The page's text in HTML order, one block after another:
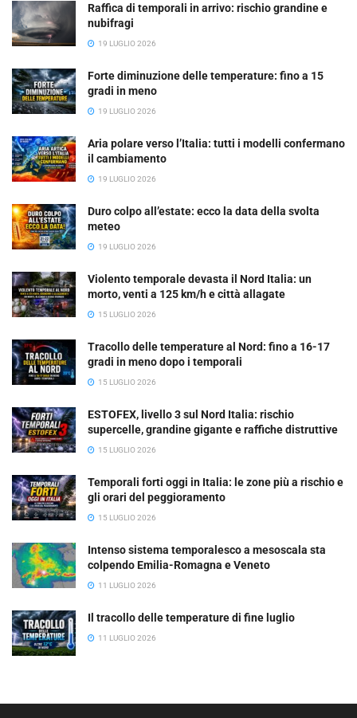
Raffica di temporali in arrivo: rischio grandine e
nubifragi
19 LUGLIO 2026
Forte diminuzione delle temperature: fino a 15
gradi in meno
19 LUGLIO 2026
Aria polare verso l’Italia: tutti i modelli confermano
il cambiamento
19 LUGLIO 2026
Duro colpo all’estate: ecco la data della svolta
meteo
19 LUGLIO 2026
Violento temporale devasta il Nord Italia: un
morto, venti a 125 km/h e città allagate
15 LUGLIO 2026
Tracollo delle temperature al Nord: fino a 16-17
gradi in meno dopo i temporali
15 LUGLIO 2026
ESTOFEX, livello 3 sul Nord Italia: rischio
supercelle, grandine gigante e raffiche distruttive
15 LUGLIO 2026
Temporali forti oggi in Italia: le zone più a rischio e
gli orari del peggioramento
15 LUGLIO 2026
Intenso sistema temporalesco a mesoscala sta
colpendo Emilia-Romagna e Veneto
11 LUGLIO 2026
Il tracollo delle temperature di fine luglio
11 LUGLIO 2026